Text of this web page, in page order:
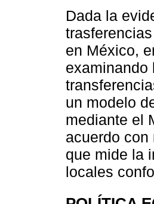
Dada la
en México,
examinando
un modelo
mediante el
acuerdo
que mide la
locales